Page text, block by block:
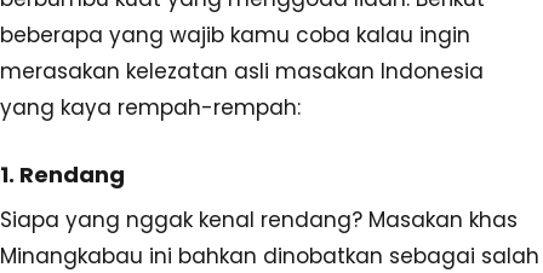
beberapa yang wajib kamu coba kalau ingin
merasakan kelezatan asli masakan Indonesia
yang kaya rempah-rempah:
1. Rendang
Siapa yang nggak kenal rendang? Masakan khas
Minangkabau ini bahkan dinobatkan sebagai salah